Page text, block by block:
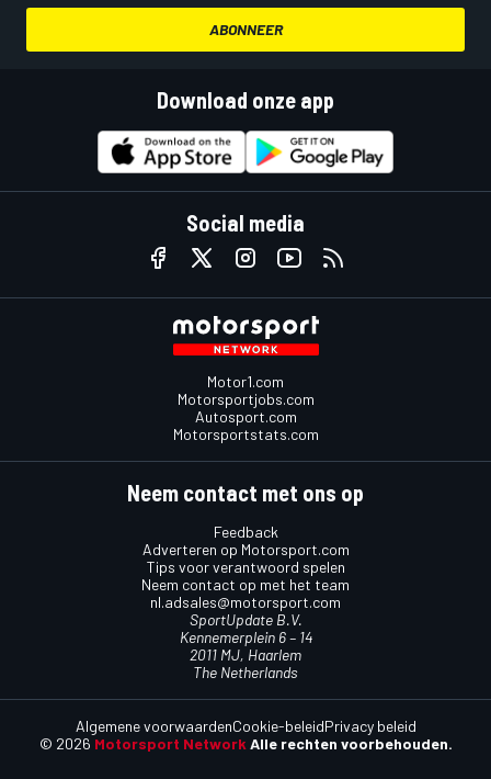
ABONNEER
Download onze app
Social media
Motor1.com
Motorsportjobs.com
Autosport.com
Motorsportstats.com
Neem contact met ons op
Feedback
Adverteren op Motorsport.com
Tips voor verantwoord spelen
Neem contact op met het team
nl.adsales@motorsport.com
SportUpdate B.V.
Kennemerplein 6 – 14
2011 MJ, Haarlem
The Netherlands
© 2026 Motorsport Network Alle rechten voorbehouden.
Algemene voorwaardenCookie-beleidPrivacy beleid